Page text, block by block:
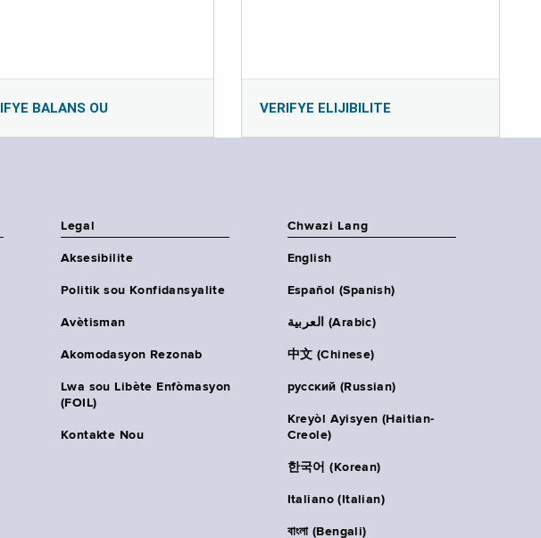
BALANS OU VERIFYE ELIJIBILITE
Legal
Aksesibilite
Politik sou Konfidansyalite
Avètisman
Akomodasyon Rezonab
Lwa sou Libète Enfòmasyon
(FOIL)
Kontakte Nou
Chwazi Lang
English
Español (Spanish)
العربية (Arabic)
中文 (Chinese)
русский (Russian)
Kreyòl Ayisyen (Haitian-
Creole)
한국어 (Korean)
Italiano (Italian)
বাংলা (Bengali)